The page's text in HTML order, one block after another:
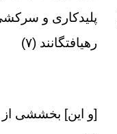
پليدكارى و
ره‏يافتگانند (۷)
[و اين] بخششى از